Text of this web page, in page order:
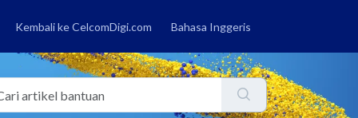
Kembali ke CelcomDigi.com Bahasa Inggeris